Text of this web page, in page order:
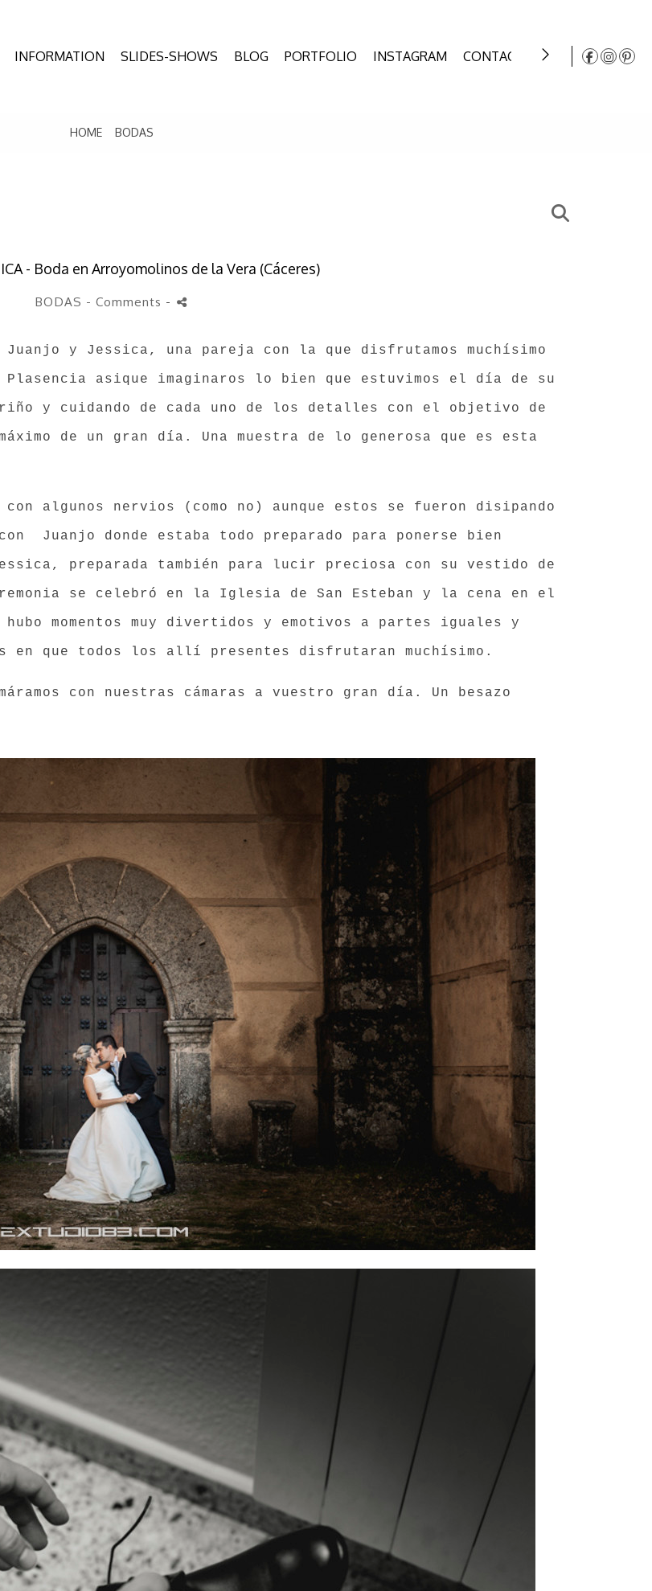
INFORMATION SLIDES-SHOWS BLOG PORTFOLIO INSTAGRAM CONTACT WEDDING
HOME BODAS
- Boda en Arroyomolinos de la Vera (Cáceres)
BODAS - Comments -
y Jessica, una pareja con la que disfrutamos muchísimo
asique imaginaros lo bien que estuvimos el día de su
y cuidando de cada uno de los detalles con el objetivo de
de un gran día. Una muestra de lo generosa que es esta
algunos nervios (como no) aunque estos se fueron disipando
Juanjo donde estaba todo preparado para ponerse bien
preparada también para lucir preciosa con su vestido de
se celebró en la Iglesia de San Esteban y la cena en el
hubo momentos muy divertidos y emotivos a partes iguales y
en que todos los allí presentes disfrutaran muchísimo.
con nuestras cámaras a vuestro gran día. Un besazo